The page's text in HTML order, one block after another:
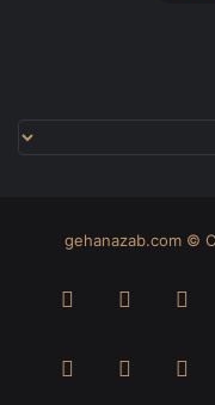
gehanazab.com ©
‫YouTube
Odnoklassniki
‫TikTok